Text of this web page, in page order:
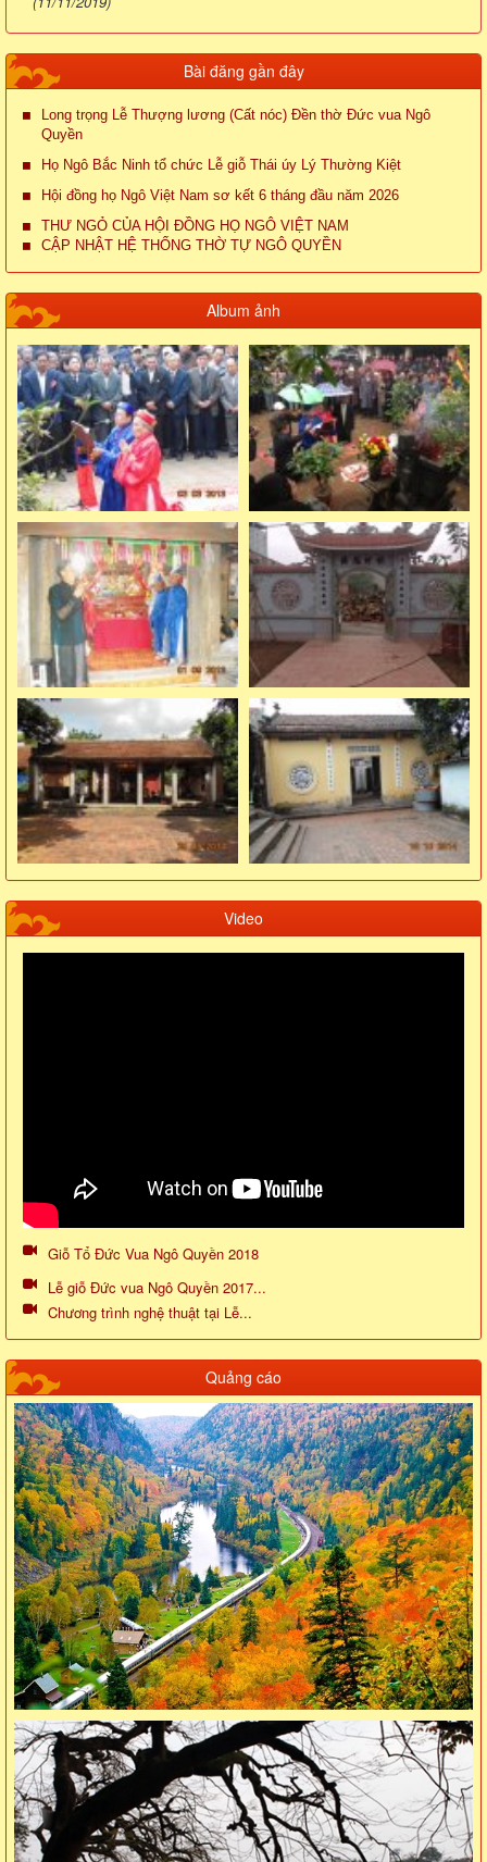
Bài đăng gần đây
Long trọng Lễ Thượng lương (Cất nóc) Đền thờ Đức vua Ngô
Quyền
Họ Ngô Bắc Ninh tổ chức Lễ giỗ Thái úy Lý Thường Kiệt
Hội đồng họ Ngô Việt Nam sơ kết 6 tháng đầu năm 2026
THƯ NGỎ CỦA HỘI ĐỒNG HỌ NGÔ VIỆT NAM
CẬP NHẬT HỆ THỐNG THỜ TỰ NGÔ QUYỀN
Album ảnh
Video
Giỗ Tổ Đức Vua Ngô Quyền 2018
Lễ giỗ Đức vua Ngô Quyền 2017...
Chương trình nghệ thuật tại Lễ...
Quảng cáo